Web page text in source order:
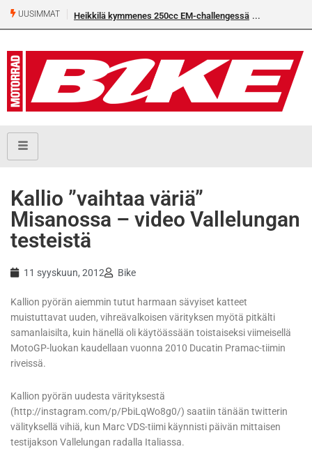
UUSIMMAT Heikkilä kymmenes 250cc EM-challengessä
Kallio ”vaihtaa väriä”
Misanossa – video Vallelungan
testeistä
11 syyskuun, 2012 Bike
Kallion pyörän aiemmin tutut harmaan sävyiset katteet
muistuttavat uuden, vihreävalkoisen värityksen myötä pitkälti
samanlaisilta, kuin hänellä oli käytöässään toistaiseksi viimeisellä
MotoGP-luokan kaudellaan vuonna 2010 Ducatin Pramac-tiimin
riveissä.
Kallion pyörän uudesta värityksestä
(http://instagram.com/p/PbiLqWo8g0/) saatiin tänään twitterin
välityksellä vihiä, kun Marc VDS-tiimi käynnisti päivän mittaisen
testijakson Vallelungan radalla Italiassa.